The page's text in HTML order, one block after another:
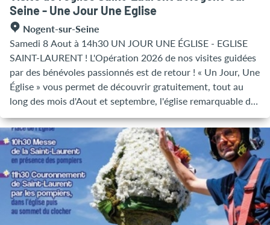
Seine - Une Jour Une Eglise
Nogent-sur-Seine
Samedi 8 Aout à 14h30 UN JOUR UNE ÉGLISE - EGLISE
SAINT-LAURENT ! L'Opération 2026 de nos visites guidées
par des bénévoles passionnés est de retour ! « Un Jour, Une
Église » vous permet de découvrir gratuitement, tout au
long des mois d'Aout et septembre, l'église remarquable de